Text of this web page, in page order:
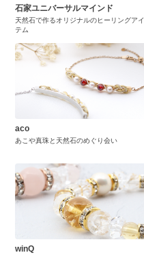
石家ユニバーサルマインド
天然石で作るオリジナルのヒーリングアイ
テム
aco
あこや真珠と天然石のめぐり会い
winQ